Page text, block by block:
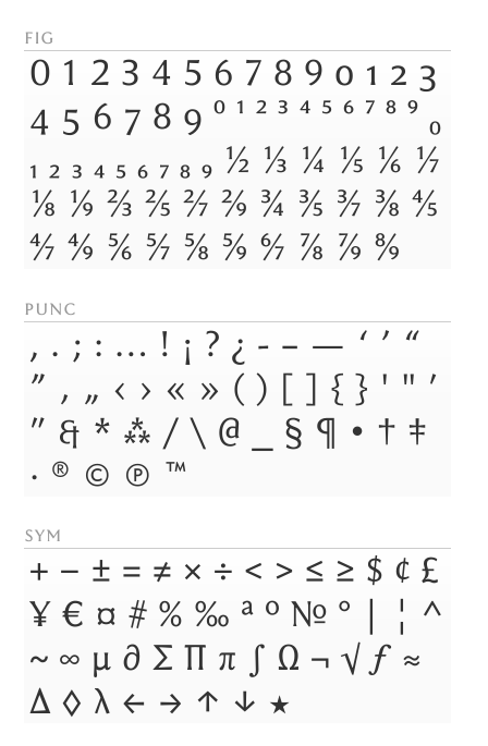
fig
0 1 2 3 4 5 6 7 8 9 0 1 2 3
4 5 6 7 8 9 0 1 2 3 4 5 6 7 8 9 0
1 2 3 4 5 6 7 8 9 1/2 1/3 1/4 1/5 1/6 1/7
1/8 1/9 2/3 2/5 2/7 2/9 3/4 3/5 3/7 3/8 4/5
4/7 4/9 5/6 5/7 5/8 5/9 6/7 7/8 7/9 8/9
punc
, . ; : … ! ¡ ? ¿ - – — ‘ ’ “
” ‚ „ ‹ › « » ( ) [ ] { } ' " ′
″ & * ⁂ / \ @ § ¶ • † ‡
· ® © ℗ ™
sym
+ − ± = ≠ × ÷ < > ≤ ≥ $ ¢ £
¥ € ¤ # % ‰ ª º № ° | ¦ ^
~ ∞ µ ∂ ∑ ∏ π ∫ Ω ¬ √ ƒ ≈
Δ ◊ λ ← → ↑ ↓ ★